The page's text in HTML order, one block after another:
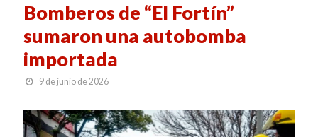
Bomberos de “El Fortín”
sumaron una autobomba
importada
9 de junio de 2026